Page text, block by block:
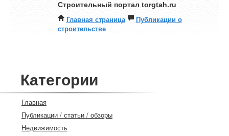
Строительный портал torgtah.ru
Главная страница
Публикации о
строительстве
Категории
Главная
Публикации / статьи / обзоры
Недвижимость